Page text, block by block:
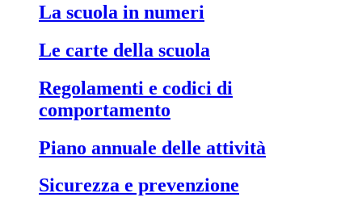
La scuola in numeri
Le carte della scuola
Regolamenti e codici di
comportamento
Piano annuale delle attività
Sicurezza e prevenzione